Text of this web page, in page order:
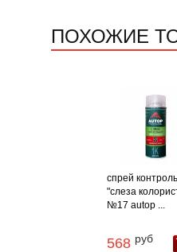
ПОХОЖИЕ
спрей
"слеза
№17 autop ...
568 руб